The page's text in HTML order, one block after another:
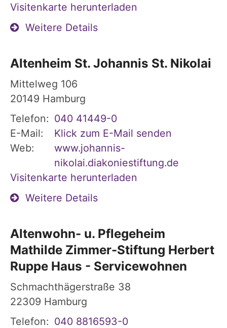
Visitenkarte herunterladen
Weitere Details
Altenheim St. Johannis St. Nikolai
Mittelweg 106
20149 Hamburg
Telefon: 040 41449-0
E-Mail:
Klick zum E-Mail senden
Web:
www.johannis-
nikolai.diakoniestiftung.de
Visitenkarte herunterladen
Weitere Details
Altenwohn- u. Pflegeheim
Mathilde Zimmer-Stiftung Herbert
Ruppe Haus - Servicewohnen
Schmachthägerstraße 38
22309 Hamburg
Telefon: 040 8816593-0